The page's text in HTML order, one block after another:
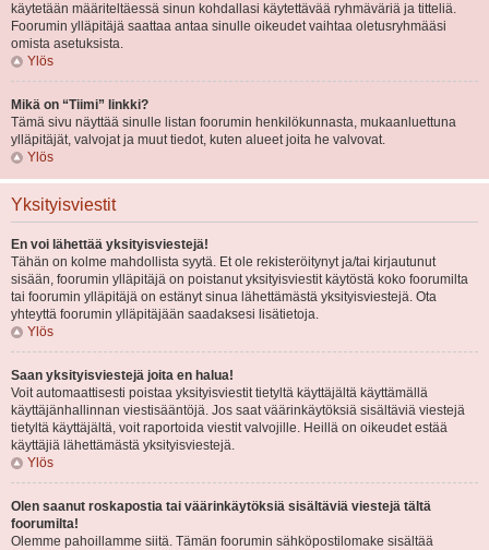
käytetään määriteltäessä sinun kohdallasi käytettävää ryhmäväriä ja titteliä.
Foorumin ylläpitäjä saattaa antaa sinulle oikeudet vaihtaa oletusryhmääsi
omista asetuksista.
Ylös
Mikä on “Tiimi” linkki?
Tämä sivu näyttää sinulle listan foorumin henkilökunnasta, mukaanluettuna
ylläpitäjät, valvojat ja muut tiedot, kuten alueet joita he valvovat.
Ylös
Yksityisviestit
En voi lähettää yksityisviestejä!
Tähän on kolme mahdollista syytä. Et ole rekisteröitynyt ja/tai kirjautunut
sisään, foorumin ylläpitäjä on poistanut yksityisviestit käytöstä koko foorumilta
tai foorumin ylläpitäjä on estänyt sinua lähettämästä yksityisviestejä. Ota
yhteyttä foorumin ylläpitäjään saadaksesi lisätietoja.
Ylös
Saan yksityisviestejä joita en halua!
Voit automaattisesti poistaa yksityisviestit tietyltä käyttäjältä käyttämällä
käyttäjänhallinnan viestisääntöjä. Jos saat väärinkäytöksiä sisältäviä viestejä
tietyltä käyttäjältä, voit raportoida viestit valvojille. Heillä on oikeudet estää
käyttäjiä lähettämästä yksityisviestejä.
Ylös
Olen saanut roskapostia tai väärinkäytöksiä sisältäviä viestejä tältä
foorumilta!
Olemme pahoillamme siitä. Tämän foorumin sähköpostilomake sisältää